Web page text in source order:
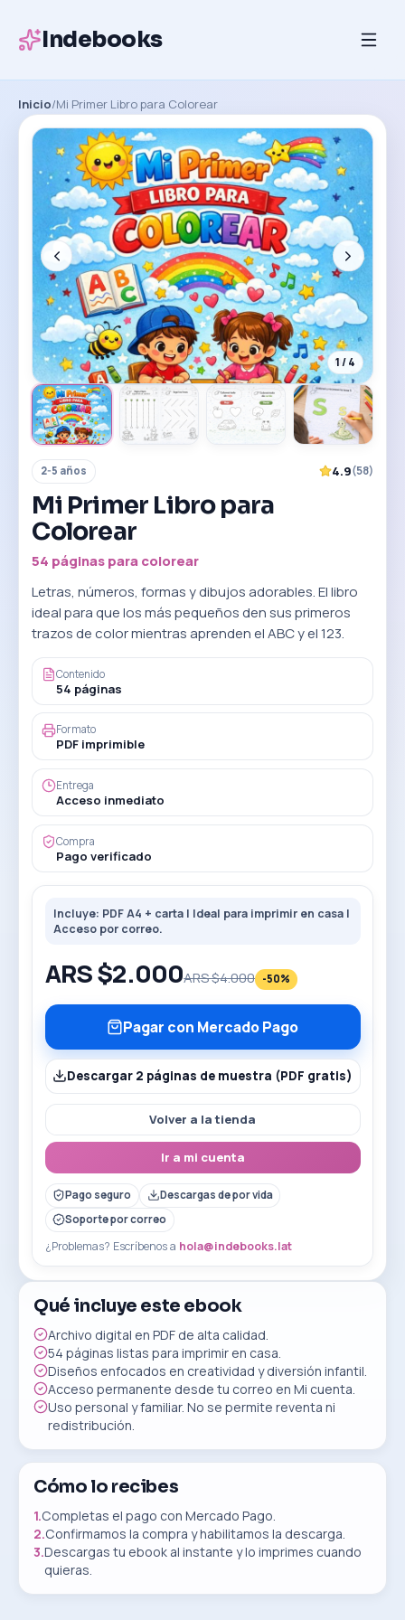
Indebooks
Inicio/Mi Primer Libro para Colorear
1 / 4
2-5 años 4.9(58)
Mi Primer Libro para
Colorear
54 páginas para colorear
Letras, números, formas y dibujos adorables. El libro
ideal para que los más pequeños den sus primeros
trazos de color mientras aprenden el ABC y el 123.
Contenido
54 páginas
Formato
PDFimprimible
Entrega
Acceso inmediato
Compra
Pago verificado
Incluye: PDF A4 + carta | Ideal para imprimir en casa |
Acceso por correo.
ARS $2.000ARS $4.000 -50%
Pagar con Mercado Pago
Descargar 2 páginas de muestra (PDF gratis)
Volver a la tienda
Ir a mi cuenta
Pago seguro
Descargas de por vida
Soporte por correo
¿Problemas? Escríbenos a hola@indebooks.lat
Qué incluye este ebook
Archivo digital en PDF de alta calidad.
54 páginas listas para imprimir en casa.
Diseños enfocados en creatividad y diversión infantil.
Acceso permanente desde tu correo en Mi cuenta.
Uso personal y familiar. No se permite reventa ni
redistribución.
Cómo lo recibes
1.Completas el pago con Mercado Pago.
2.Confirmamos la compra y habilitamos la descarga.
3.Descargas tu ebook al instante y lo imprimes cuando
quieras.